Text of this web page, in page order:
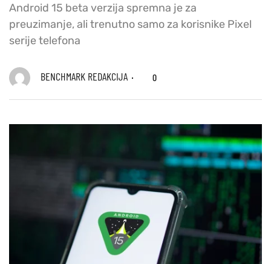
Android 15 beta verzija spremna je za
preuzimanje, ali trenutno samo za korisnike Pixel
serije telefona
BENCHMARK REDAKCIJA 0